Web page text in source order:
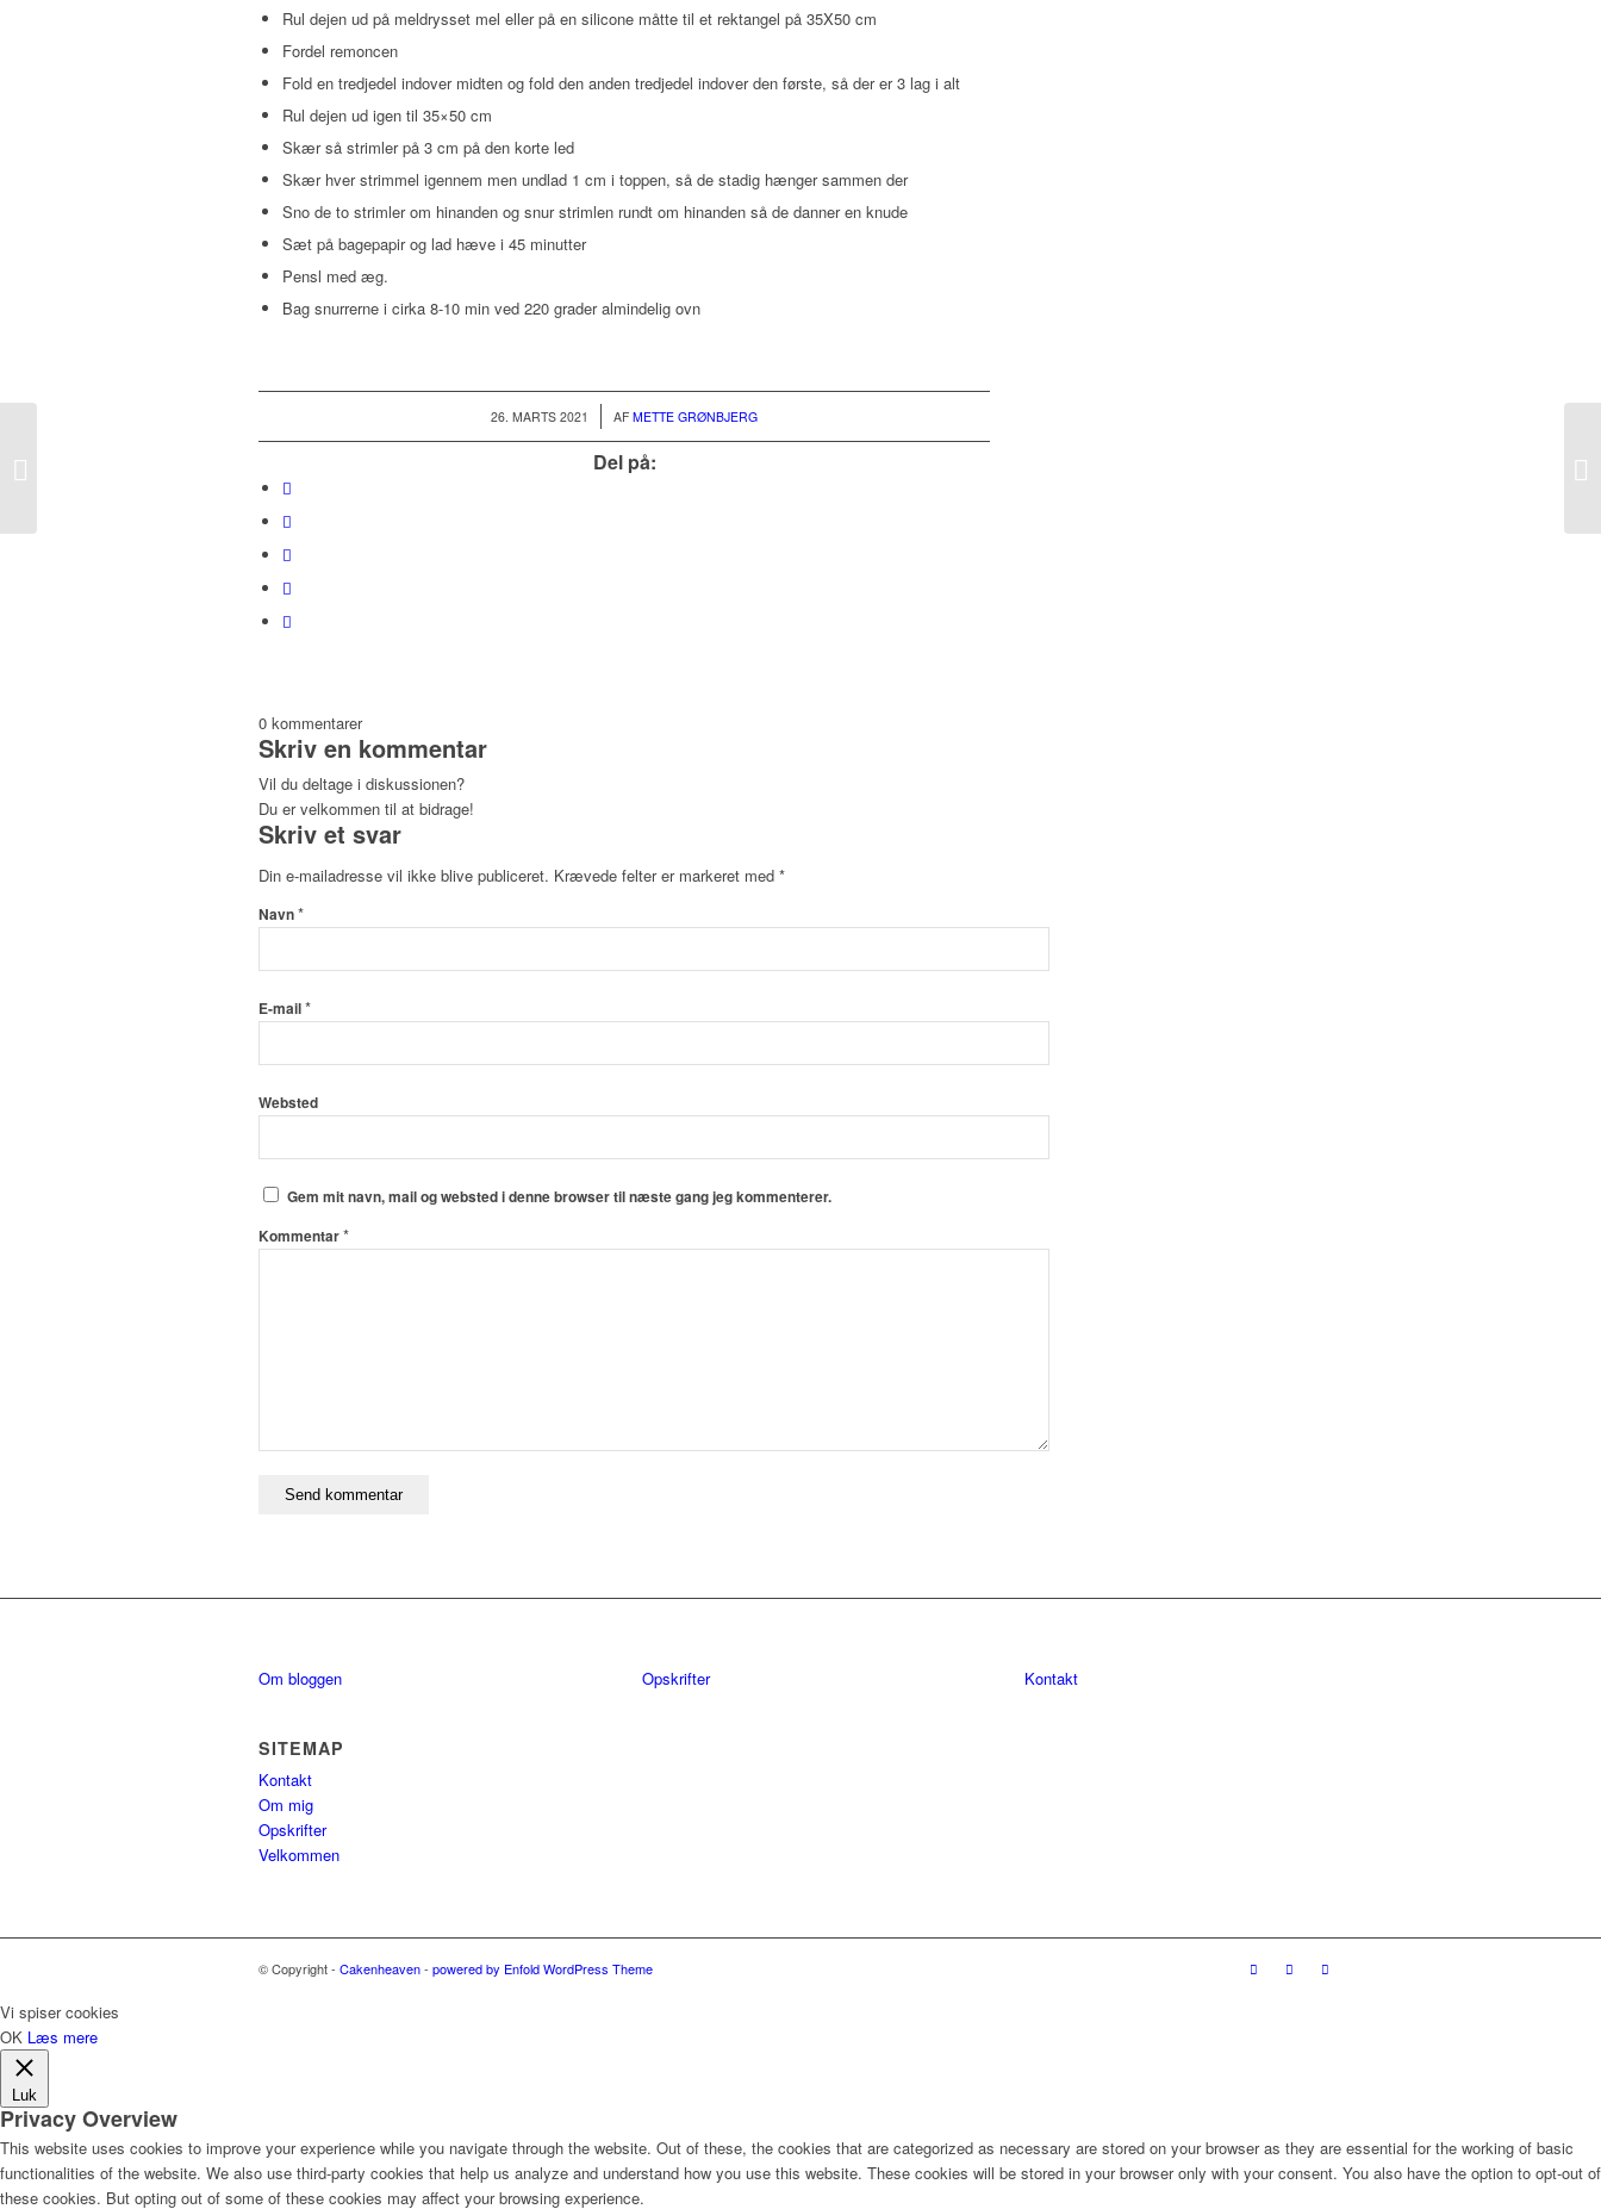
Rul dejen ud på meldrysset mel eller på en silicone måtte til et rektangel på 35X50 cm
Fordel remoncen
Fold en tredjedel indover midten og fold den anden tredjedel indover den første, så der er 3 lag i alt
Rul dejen ud igen til 35×50 cm
Skær så strimler på 3 cm på den korte led
Skær hver strimmel igennem men undlad 1 cm i toppen, så de stadig hænger sammen der
Sno de to strimler om hinanden og snur strimlen rundt om hinanden så de danner en knude
Sæt på bagepapir og lad hæve i 45 minutter
Pensl med æg.
Bag snurrerne i cirka 8-10 min ved 220 grader almindelig ovn
26. MARTS 2021
/ AFMETTE GRØNBJERG
Del på:
0 kommentarer
Skriv en kommentar
Vil du deltage i diskussionen?
Du er velkommen til at bidrage!
Skriv et svar
Din e-mailadresse vil ikke blive publiceret. Krævede felter er markeret med *
Navn*
E-mail*
Websted
Gem mit navn, mail og websted i denne browser til næste gang jeg kommenterer.
Kommentar*
Om bloggen
SITEMAP
Kontakt
Om mig
Opskrifter
Velkommen
Opskrifter Kontakt
© Copyright - Cakenheaven- powered by Enfold WordPress Theme
Vi spiser cookies
OK Læs mere
Luk
Privacy Overview
This website uses cookies to improve your experience while you navigate through the website. Out of these, the cookies that are categorized as necessary are stored on your browser as they are essential for the working of basic
functionalities of the website. We also use third-party cookies that help us analyze and understand how you use this website. These cookies will be stored in your browser only with your consent. You also have the option to opt-out of
these cookies. But opting out of some of these cookies may affect your browsing experience.